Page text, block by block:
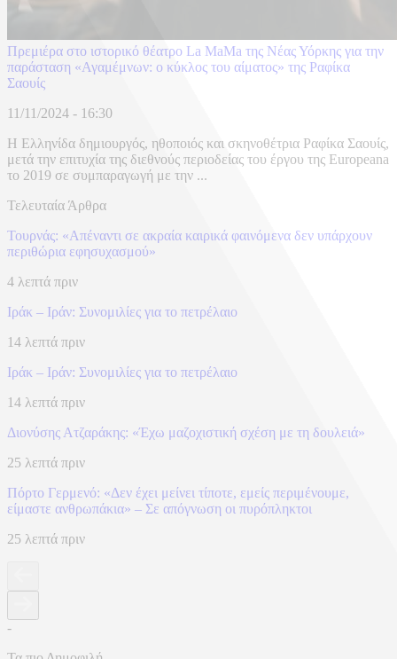
Πρεμιέρα στο ιστορικό θέατρο La MaMa της Νέας Υόρκης για την
παράσταση «Αγαμέμνων: ο κύκλος του αίματος» της Ραφίκα
Σαουίς
11/11/2024 - 16:30
Η Ελληνίδα δημιουργός, ηθοποιός και σκηνοθέτρια Ραφίκα Σαουίς,
μετά την επιτυχία της διεθνούς περιοδείας του έργου της Europeana
το 2019 σε συμπαραγωγή με την ...
Τελευταία Άρθρα
Τουρνάς: «Απέναντι σε ακραία καιρικά φαινόμενα δεν υπάρχουν
περιθώρια εφησυχασμού»
4 λεπτά πριν
Ιράκ – Ιράν: Συνομιλίες για το πετρέλαιο
14 λεπτά πριν
Ιράκ – Ιράν: Συνομιλίες για το πετρέλαιο
14 λεπτά πριν
Διονύσης Ατζαράκης: «Έχω μαζοχιστική σχέση με τη δουλειά»
25 λεπτά πριν
Πόρτο Γερμενό: «Δεν έχει μείνει τίποτε, εμείς περιμένουμε,
είμαστε ανθρωπάκια» – Σε απόγνωση οι πυρόπληκτοι
25 λεπτά πριν
-